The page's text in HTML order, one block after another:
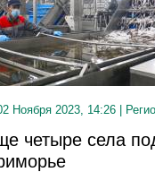
Ноября 2023, 14:26 |
четыре села